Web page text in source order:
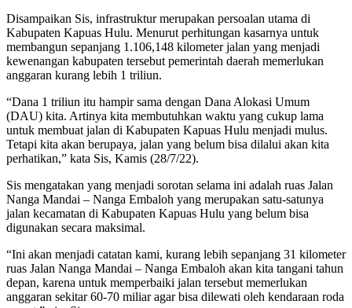
Disampaikan Sis, infrastruktur merupakan persoalan utama di
Kabupaten Kapuas Hulu. Menurut perhitungan kasarnya untuk
membangun sepanjang 1.106,148 kilometer jalan yang menjadi
kewenangan kabupaten tersebut pemerintah daerah memerlukan
anggaran kurang lebih 1 triliun.
“Dana 1 triliun itu hampir sama dengan Dana Alokasi Umum
(DAU) kita. Artinya kita membutuhkan waktu yang cukup lama
untuk membuat jalan di Kabupaten Kapuas Hulu menjadi mulus.
Tetapi kita akan berupaya, jalan yang belum bisa dilalui akan kita
perhatikan,” kata Sis, Kamis (28/7/22).
Sis mengatakan yang menjadi sorotan selama ini adalah ruas Jalan
Nanga Mandai – Nanga Embaloh yang merupakan satu-satunya
jalan kecamatan di Kabupaten Kapuas Hulu yang belum bisa
digunakan secara maksimal.
“Ini akan menjadi catatan kami, kurang lebih sepanjang 31 kilometer
ruas Jalan Nanga Mandai – Nanga Embaloh akan kita tangani tahun
depan, karena untuk memperbaiki jalan tersebut memerlukan
anggaran sekitar 60-70 miliar agar bisa dilewati oleh kendaraan roda